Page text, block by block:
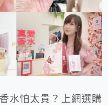
水怕太貴？上網選購